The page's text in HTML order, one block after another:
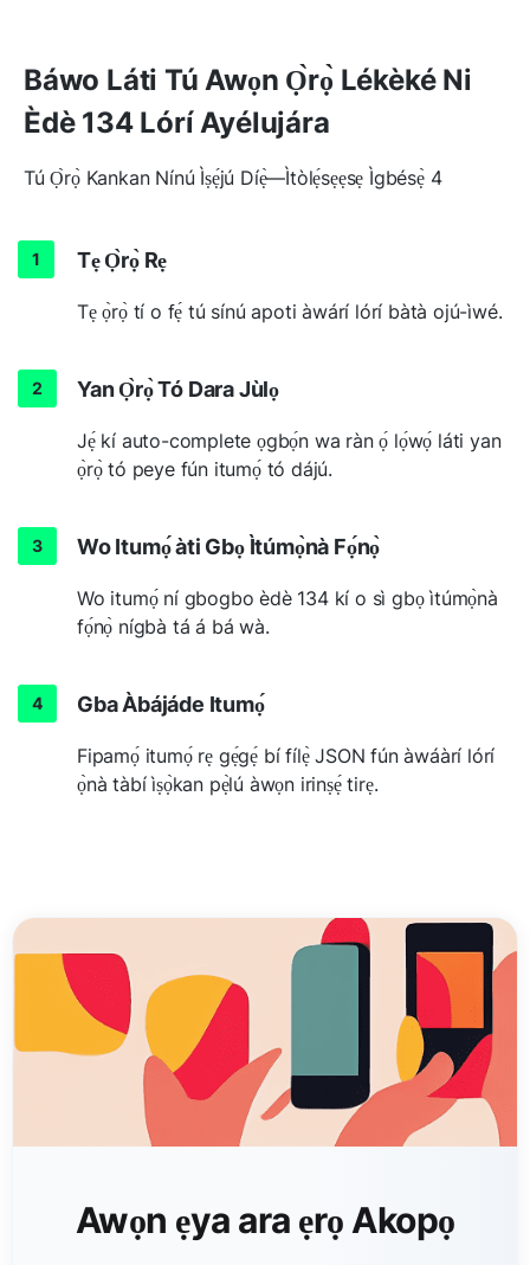
Báwo Láti Tú Awọn Ọ̀rọ̀ Lékèké Ni
Èdè 134 Lórí Ayélujára
Tú Ọ̀rọ̀ Kankan Nínú Ìṣẹ́jú Díẹ̀—Ìtòlẹ́sẹẹsẹ Ìgbésẹ̀ 4
Tẹ Ọ̀rọ̀ Rẹ
Tẹ ọ̀rọ̀ tí o fẹ́ tú sínú apoti àwárí lórí bàtà ojú-ìwé.
Yan Ọ̀rọ̀ Tó Dara Jùlọ
Jẹ́ kí auto-complete ọgbọ́n wa ràn ọ́ lọ́wọ́ láti yan
ọ̀rọ̀ tó peye fún itumọ́ tó dájú.
Wo Itumọ́ àti Gbọ Ìtúmọ̀nà Fọ́nọ̀
Wo itumọ́ ní gbogbo èdè 134 kí o sì gbọ ìtúmọ̀nà
fọ́nọ̀ nígbà tá á bá wà.
Gba Àbájáde Itumọ́
Fipamọ́ itumọ́ rẹ gẹ́gẹ́ bí fílẹ̀ JSON fún àwáàrí lórí
ọ̀nà tàbí ìṣọ̀kan pẹ̀lú àwọn irinṣẹ́ tirẹ.
Awọn ẹya ara ẹrọ Akopọ